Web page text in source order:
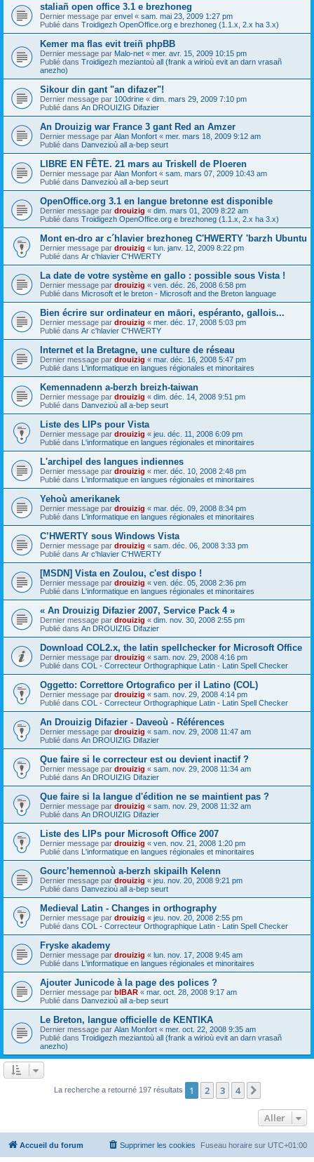
staliañ open office 3.1 e brezhoneg
Dernier message par envel « sam. mai 23, 2009 1:27 pm
Publié dans Troidigezh OpenOffice.org e brezhoneg (1.1.x, 2.x ha 3.x)
Kemer ma flas evit treiñ phpBB
Dernier message par Malo-net « mer. avr. 15, 2009 10:15 pm
Publié dans Troidigezh meziantoù all (frank a wirioù evit an darn vrasañ
anezho)
Sikour din gant "an difazer"!
Dernier message par 100drine « dim. mars 29, 2009 7:10 pm
Publié dans An DROUIZIG Difazier
An Drouizig war France 3 gant Red an Amzer
Dernier message par Alan Monfort « mer. mars 18, 2009 9:12 am
Publié dans Danvezioù all a-bep seurt
LIBRE EN FÊTE. 21 mars au Triskell de Ploeren
Dernier message par Alan Monfort « sam. mars 07, 2009 10:43 am
Publié dans Danvezioù all a-bep seurt
OpenOffice.org 3.1 en langue bretonne est disponible
Dernier message par drouizig « dim. mars 01, 2009 8:22 am
Publié dans Troidigezh OpenOffice.org e brezhoneg (1.1.x, 2.x ha 3.x)
Mont en-dro ar c´hlavier brezhoneg C'HWERTY 'barzh Ubuntu
Dernier message par drouizig « lun. janv. 12, 2009 8:22 pm
Publié dans Ar c'hlavier C'HWERTY
La date de votre système en gallo : possible sous Vista !
Dernier message par drouizig « ven. déc. 26, 2008 6:58 pm
Publié dans Microsoft et le breton - Microsoft and the Breton language
Bien écrire sur ordinateur en māori, espéranto, gallois...
Dernier message par drouizig « mer. déc. 17, 2008 5:03 pm
Publié dans Ar c'hlavier C'HWERTY
Internet et la Bretagne, une culture de réseau
Dernier message par drouizig « mar. déc. 16, 2008 5:47 pm
Publié dans L'informatique en langues régionales et minoritaires
Kemennadenn a-berzh breizh-taiwan
Dernier message par drouizig « dim. déc. 14, 2008 9:51 pm
Publié dans Danvezioù all a-bep seurt
Liste des LIPs pour Vista
Dernier message par drouizig « jeu. déc. 11, 2008 6:09 pm
Publié dans L'informatique en langues régionales et minoritaires
L'archipel des langues indiennes
Dernier message par drouizig « mer. déc. 10, 2008 2:48 pm
Publié dans L'informatique en langues régionales et minoritaires
Yehoù amerikanek
Dernier message par drouizig « mar. déc. 09, 2008 8:34 pm
Publié dans L'informatique en langues régionales et minoritaires
C’HWERTY sous Windows Vista
Dernier message par drouizig « sam. déc. 06, 2008 3:33 pm
Publié dans Ar c'hlavier C'HWERTY
[MSDN] Vista en Zoulou, c'est dispo !
Dernier message par drouizig « ven. déc. 05, 2008 2:36 pm
Publié dans L'informatique en langues régionales et minoritaires
« An Drouizig Difazier 2007, Service Pack 4 »
Dernier message par drouizig « dim. nov. 30, 2008 2:55 pm
Publié dans An DROUIZIG Difazier
Download COL2.x, the latin spellchecker for Microsoft Office
Dernier message par drouizig « sam. nov. 29, 2008 4:16 pm
Publié dans COL - Correcteur Orthographique Latin - Latin Spell Checker
Oggetto: Correttore Ortografico per il Latino (COL)
Dernier message par drouizig « sam. nov. 29, 2008 4:14 pm
Publié dans COL - Correcteur Orthographique Latin - Latin Spell Checker
An Drouizig Difazier - Daveoù - Références
Dernier message par drouizig « sam. nov. 29, 2008 11:47 am
Publié dans An DROUIZIG Difazier
Que faire si le correcteur est ou devient inactif ?
Dernier message par drouizig « sam. nov. 29, 2008 11:34 am
Publié dans An DROUIZIG Difazier
Que faire si la langue d'édition ne se maintient pas ?
Dernier message par drouizig « sam. nov. 29, 2008 11:32 am
Publié dans An DROUIZIG Difazier
Liste des LIPs pour Microsoft Office 2007
Dernier message par drouizig « ven. nov. 21, 2008 1:20 pm
Publié dans L'informatique en langues régionales et minoritaires
Gourc’hemennoù a-berzh skipailh Kelenn
Dernier message par drouizig « jeu. nov. 20, 2008 9:21 pm
Publié dans Danvezioù all a-bep seurt
Medieval Latin - Changes in orthography
Dernier message par drouizig « jeu. nov. 20, 2008 2:55 pm
Publié dans COL - Correcteur Orthographique Latin - Latin Spell Checker
Fryske akademy
Dernier message par drouizig « lun. nov. 17, 2008 9:45 am
Publié dans L'informatique en langues régionales et minoritaires
Ajouter Junicode à la page des polices ?
Dernier message par bIBAR « mar. oct. 28, 2008 9:17 am
Publié dans Danvezioù all a-bep seurt
Le Breton, langue officielle de KENTIKA
Dernier message par Alan Monfort « mer. oct. 22, 2008 9:35 am
Publié dans Troidigezh meziantoù all (frank a wirioù evit an darn vrasañ
anezho)
La recherche a retourné 197 résultats 1 2 3 4
Aller
Accueil du forum Fuseau horaire sur UTC+01:00
Supprimer les cookies